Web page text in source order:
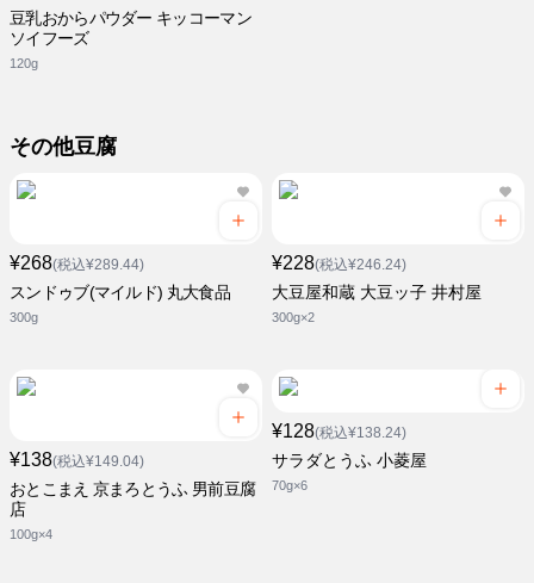
豆乳おからパウダー キッコーマン
ソイフーズ
120g
その他豆腐
¥268(税込¥289.44)
スンドゥブ(マイルド) 丸大食品
300g
¥228(税込¥246.24)
大豆屋和蔵 大豆ッ子 井村屋
300g×2
¥138(税込¥149.04)
おとこまえ 京まろとうふ 男前豆腐
店
100g×4
¥128(税込¥138.24)
サラダとうふ 小菱屋
70g×6